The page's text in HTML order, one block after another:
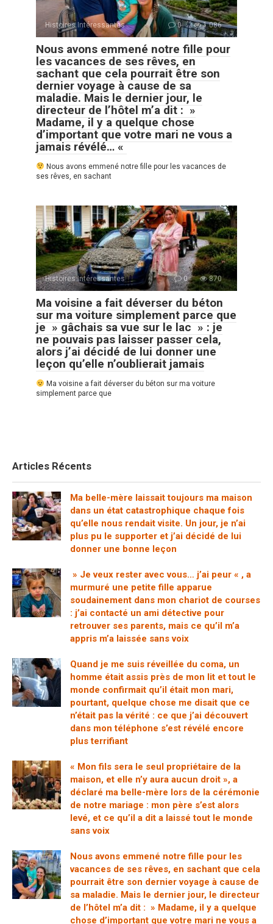
Histoires Intéressantes 0 1 086
Nous avons emmené notre fille pour
les vacances de ses rêves, en
sachant que cela pourrait être son
dernier voyage à cause de sa
maladie. Mais le dernier jour, le
directeur de l’hôtel m’a dit : »
Madame, il y a quelque chose
d’important que votre mari ne vous a
jamais révélé… «
Nous avons emmené notre fille pour les vacances de
ses rêves, en sachant
Histoires Intéressantes 0 870
Ma voisine a fait déverser du béton
sur ma voiture simplement parce que
je » gâchais sa vue sur le lac » : je
ne pouvais pas laisser passer cela,
alors j’ai décidé de lui donner une
leçon qu’elle n’oublierait jamais
Ma voisine a fait déverser du béton sur ma voiture
simplement parce que
Articles Récents
Ma belle-mère laissait toujours ma maison
dans un état catastrophique chaque fois
qu’elle nous rendait visite. Un jour, je n’ai
plus pu le supporter et j’ai décidé de lui
donner une bonne leçon
» Je veux rester avec vous… j’ai peur « , a
murmuré une petite fille apparue
soudainement dans mon chariot de courses
: j’ai contacté un ami détective pour
retrouver ses parents, mais ce qu’il m’a
appris m’a laissée sans voix
Quand je me suis réveillée du coma, un
homme était assis près de mon lit et tout le
monde confirmait qu’il était mon mari,
pourtant, quelque chose me disait que ce
n’était pas la vérité : ce que j’ai découvert
dans mon téléphone s’est révélé encore
plus terrifiant
« Mon fils sera le seul propriétaire de la
maison, et elle n’y aura aucun droit », a
déclaré ma belle-mère lors de la cérémonie
de notre mariage : mon père s’est alors
levé, et ce qu’il a dit a laissé tout le monde
sans voix
Nous avons emmené notre fille pour les
vacances de ses rêves, en sachant que cela
pourrait être son dernier voyage à cause de
sa maladie. Mais le dernier jour, le directeur
de l’hôtel m’a dit : » Madame, il y a quelque
chose d’important que votre mari ne vous a